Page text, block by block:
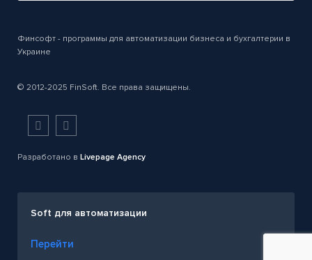
Финсофт - программы для автоматизации бизнеса и бухгалтерии в
Украине
© 2012-2025 FinSoft. Все права защищены.
Разработано в Livepage Agency
Soft для автоматизации
Перейти